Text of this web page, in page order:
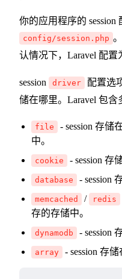
你的应用程序的 session
config/session.php
认情况下，Laravel 配置
session driver
配置选
储在哪里。Laravel 包含
file - session 存储
中。
cookie - session 存
database - session
memcached / redis
存的存储中。
dynamodb - session
array - session 存